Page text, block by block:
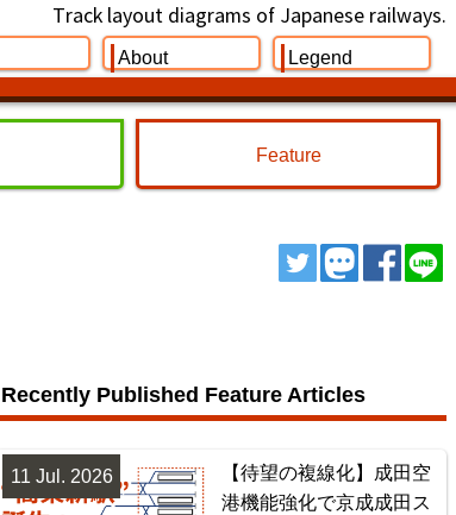
Track layout diagrams of Japanese railways.
About
Legend
Feature
ツイートトゥート
シェ
Recently Published Feature Articles
【待望の複線化】成田空
港機能強化で京成成田ス
11 Jul. 2026